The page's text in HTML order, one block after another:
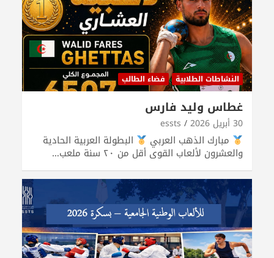
النشاطات الطلابية فضاء الطالب
غطاس وليد فارس
30 أبريل 2026 essts
مبارك الذهب العربي البطولة العربية الحادية
والعشرون لألعاب القوى أقل من ٢٠ سنة ملعب…